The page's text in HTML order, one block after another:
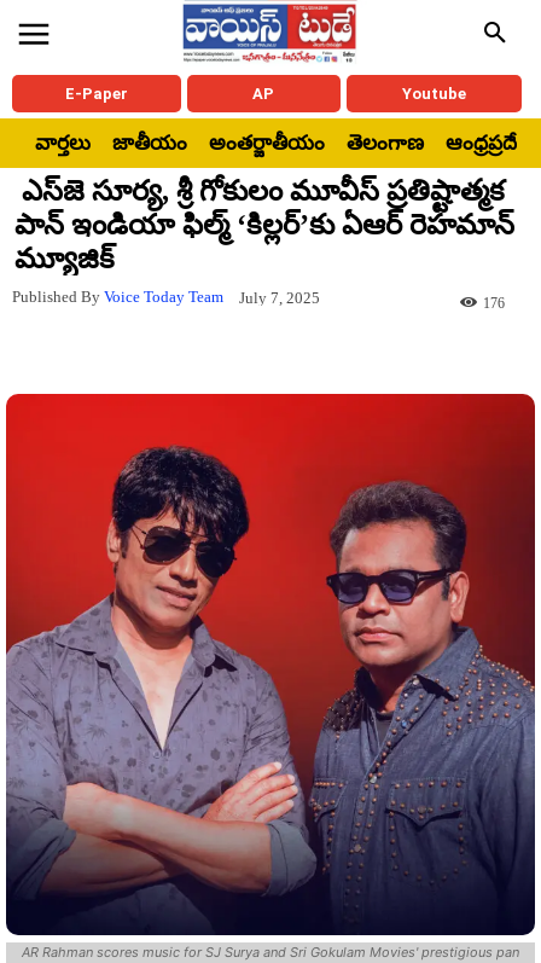
E-Paper AP Youtube
వార్తలు జాతీయం అంతర్జాతీయం తెలంగాణ ఆంధ్రప్రదేశ్
ఎస్‌జె సూర్య, శ్రీ గోకులం మూవీస్ ప్రతిష్టాత్మక
పాన్ ఇండియా ఫిల్మ్ ‘కిల్లర్’కు ఏఆర్ రెహమాన్
మ్యూజిక్
Published By Voice Today Team July 7, 2025 176
AR Rahman scores music for SJ Surya and Sri Gokulam Movies' prestigious pan